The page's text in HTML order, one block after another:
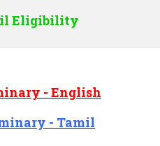
Eligibility
- English
- Tamil